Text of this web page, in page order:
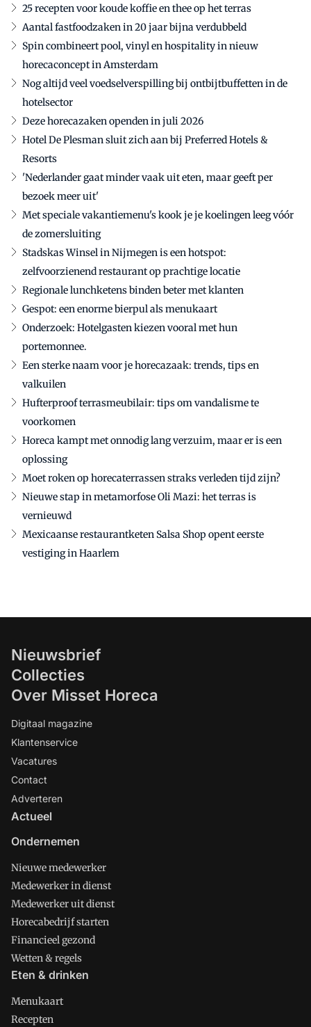
25 recepten voor koude koffie en thee op het terras
Aantal fastfoodzaken in 20 jaar bijna verdubbeld
Spin combineert pool, vinyl en hospitality in nieuw
horecaconcept in Amsterdam
Nog altijd veel voedselverspilling bij ontbijtbuffetten in de
hotelsector
Deze horecazaken openden in juli 2026
Hotel De Plesman sluit zich aan bij Preferred Hotels &
Resorts
'Nederlander gaat minder vaak uit eten, maar geeft per
bezoek meer uit'
Met speciale vakantiemenu's kook je je koelingen leeg vóór
de zomersluiting
Stadskas Winsel in Nijmegen is een hotspot:
zelfvoorzienend restaurant op prachtige locatie
Regionale lunchketens binden beter met klanten
Gespot: een enorme bierpul als menukaart
Onderzoek: Hotelgasten kiezen vooral met hun
portemonnee.
Een sterke naam voor je horecazaak: trends, tips en
valkuilen
Hufterproof terrasmeubilair: tips om vandalisme te
voorkomen
Horeca kampt met onnodig lang verzuim, maar er is een
oplossing
Moet roken op horecaterrassen straks verleden tijd zijn?
Nieuwe stap in metamorfose Oli Mazi: het terras is
vernieuwd
Mexicaanse restaurantketen Salsa Shop opent eerste
vestiging in Haarlem
Nieuwsbrief
Collecties
Over Misset Horeca
Digitaal magazine
Klantenservice
Vacatures
Contact
Adverteren
Actueel
Ondernemen
Nieuwe medewerker
Medewerker in dienst
Medewerker uit dienst
Horecabedrijf starten
Financieel gezond
Wetten & regels
Eten & drinken
Menukaart
Recepten